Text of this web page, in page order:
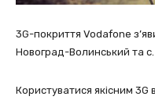
3G-покриття Vodafone
Новоград-Волинський та с.
Користуватися якісним